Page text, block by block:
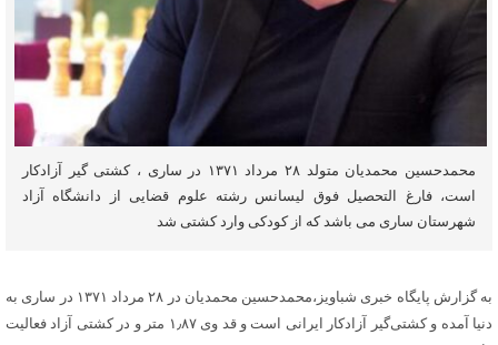
محمدحسین محمدیان متولد ۲۸ مرداد ۱۳۷۱ در ساری ، کشتی گیر آزادکار
است، فارغ التحصیل فوق لیسانس رشته علوم قضایی از دانشگاه آزاد
شهرستان ساری می باشد که از کودکی وارد کشتی شد
به گزارش پایگاه خبری شباویز،محمدحسین محمدیان در ۲۸ مرداد ۱۳۷۱ در ساری به
دنیا آمده و کشتی‌گیر آزادکار ایرانی است و قد وی ۱٫۸۷ متر و در کشتی آزاد فعالیت